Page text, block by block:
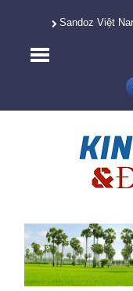
Sandoz Việt